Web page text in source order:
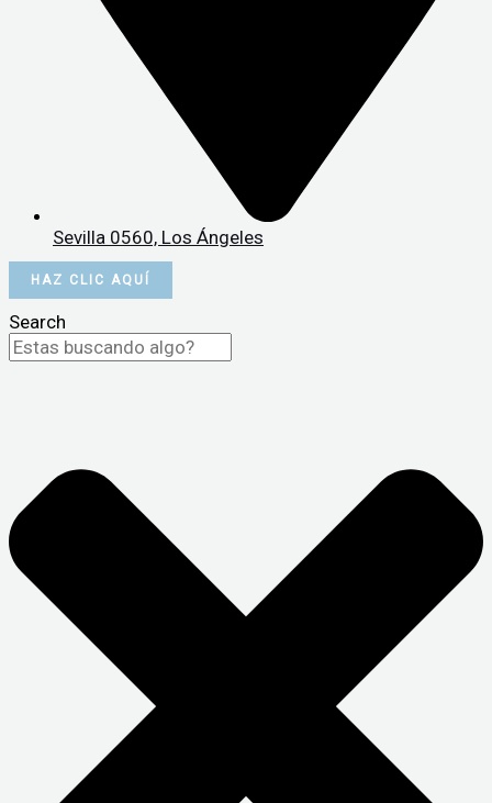
Sevilla 0560, Los Ángeles
HAZ CLIC AQUÍ
Search